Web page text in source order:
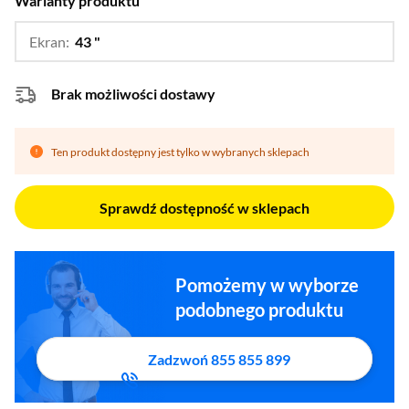
Ekran: 43 "
Brak możliwości dostawy
Ten produkt dostępny jest tylko w wybranych sklepach
Sprawdź dostępność w sklepach
Pomożemy w wyborze
podobnego produktu
Zadzwoń 855 855 899